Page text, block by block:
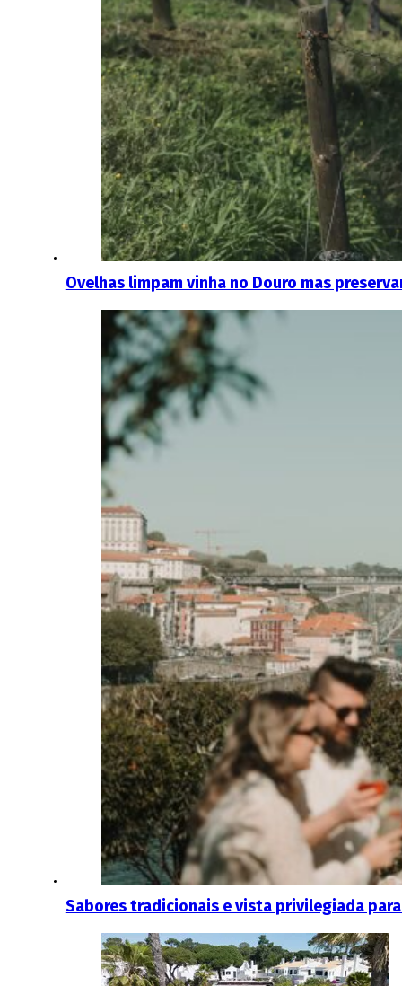
Ovelhas limpam vinha no Douro mas
Sabores tradicionais e vista privilegiada